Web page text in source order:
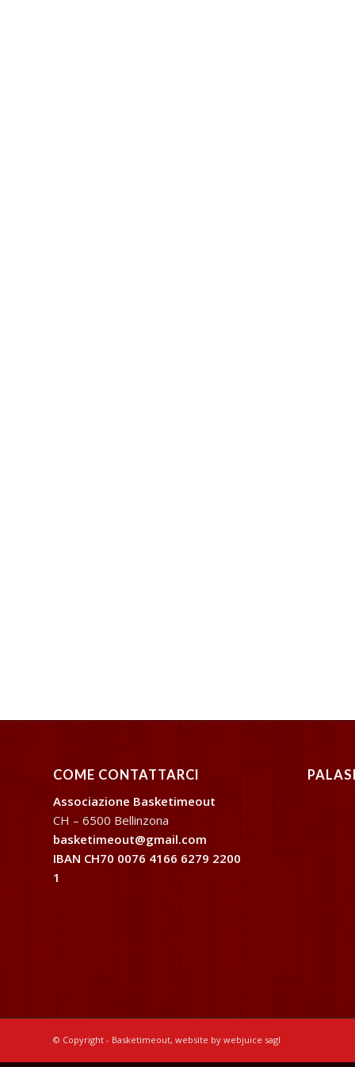
COME CONTATTARCI
Associazione Basketimeout
CH – 6500 Bellinzona
basketimeout@gmail.com
IBAN CH70 0076 4166 6279 2200
1
© Copyright - Basketimeout, website by webjuice sagl